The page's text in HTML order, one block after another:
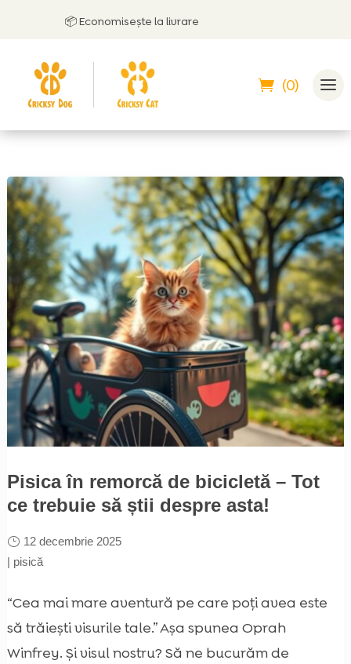
📦 Economisește la livrare
(0)
Pisica în remorcă de bicicletă – Tot
ce trebuie să știi despre asta!
12 decembrie 2025
| pisică
“Cea mai mare aventură pe care poți avea este
să trăiești visurile tale.” Așa spunea Oprah
Winfrey. Și visul nostru? Să ne bucurăm de